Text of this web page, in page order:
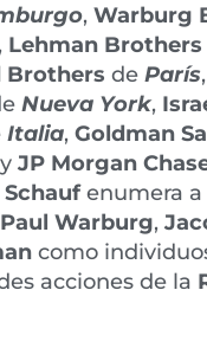
, Warburg
, Lehman Brothers
Brothers de París,
Nueva York,
Italia, Goldman
y JP Morgan
Schaufenumera a
Paul Warburg,
como
acciones de la